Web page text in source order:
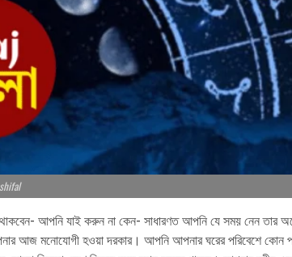
আপনি যাই করুন না কেন- সাধারণত আপনি যে সময় নেন তার
আজ মনোযোগী হওয়া দরকার। আপনি আপনার ঘরের পরিবেশে কোন